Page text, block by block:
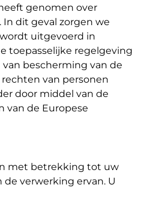
genomen over
In dit geval zorgen we
uitgevoerd in
toepasselijke regelgeving
bescherming van de
van personen
door middel van de
van de Europese
met betrekking tot uw
verwerking ervan. U